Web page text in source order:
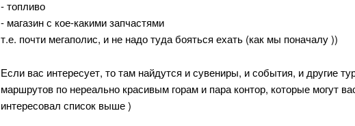
- топливо
- магазин с кое-какими запчастями
т.е. почти мегаполис, и не надо туда бояться ехать (как мы поначалу ))
Если вас интересует, то там найдутся и сувениры, и события, и другие
маршрутов по нереально красивым горам и пара контор, которые могут
интересовал список выше )